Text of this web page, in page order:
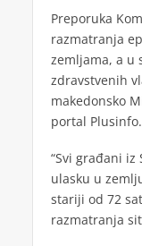
Preporuka
razmatranja
zemljama, a u
zdravstvenih
makedonsko
portal Plusinfo.
“Svi građani iz
ulasku u
stariji od 72
razmatranja